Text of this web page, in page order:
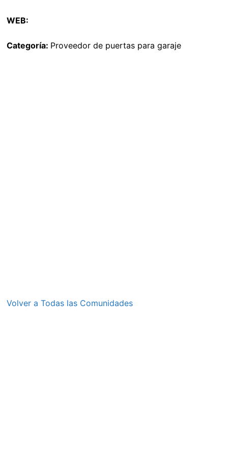
WEB:
Categoría: Proveedor de puertas para garaje
Volver a Todas las Comunidades